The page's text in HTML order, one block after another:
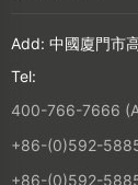
Add: 中國廈門市
Tel:
400-766-7666
+86-(0)592-
+86-(0)592-